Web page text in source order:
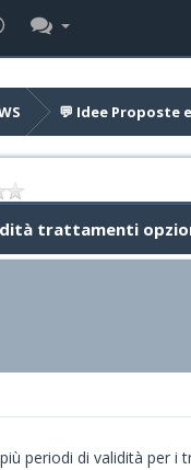
💬 Idee Proposte
trattamenti
periodi di validità per